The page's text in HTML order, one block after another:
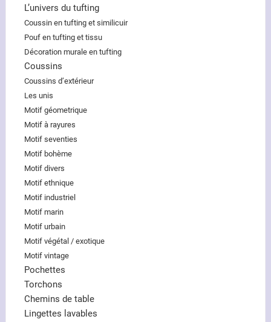
L’univers du tufting
Coussin en tufting et similicuir
Pouf en tufting et tissu
Décoration murale en tufting
Coussins
Coussins d’extérieur
Les unis
Motif géometrique
Motif à rayures
Motif seventies
Motif bohème
Motif divers
Motif ethnique
Motif industriel
Motif marin
Motif urbain
Motif végétal / exotique
Motif vintage
Pochettes
Torchons
Chemins de table
Lingettes lavables